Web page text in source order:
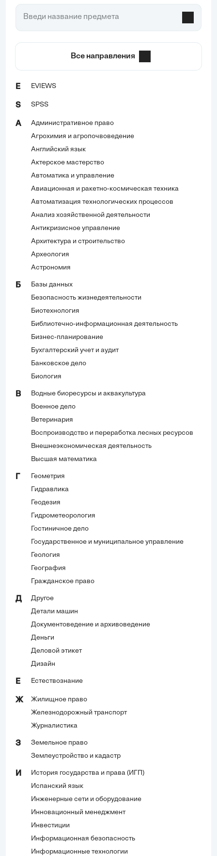
Все направления
E EVIEWS
S SPSS
А
Административное право
Агрохимия и агропочвоведение
Английский язык
Актерское мастерство
Автоматика и управление
Авиационная и ракетно-космическая техника
Автоматизация технологических процессов
Анализ хозяйственной деятельности
Антикризисное управление
Архитектура и строительство
Археология
Астрономия
Б
Базы данных
Безопасность жизнедеятельности
Биотехнология
Библиотечно-информационная деятельность
Бизнес-планирование
Бухгалтерский учет и аудит
Банковское дело
Биология
В
Водные биоресурсы и аквакультура
Военное дело
Ветеринария
Воспроизводство и переработка лесных ресурсов
Внешнеэкономическая деятельность
Высшая математика
Геометрия
Гидравлика
Геодезия
Гидрометеорология
Гостиничное дело
Государственное и муниципальное управление
Геология
География
Гражданское право
Д
Другое
Детали машин
Документоведение и архивоведение
Деньги
Деловой этикет
Дизайн
Е Естествознание
Ж
Жилищное право
Железнодорожный транспорт
Журналистика
З
Земельное право
Землеустройство и кадастр
И
История государства и права (ИГП)
Испанский язык
Инженерные сети и оборудование
Инновационный менеджмент
Инвестиции
Информационная безопасность
Информационные технологии